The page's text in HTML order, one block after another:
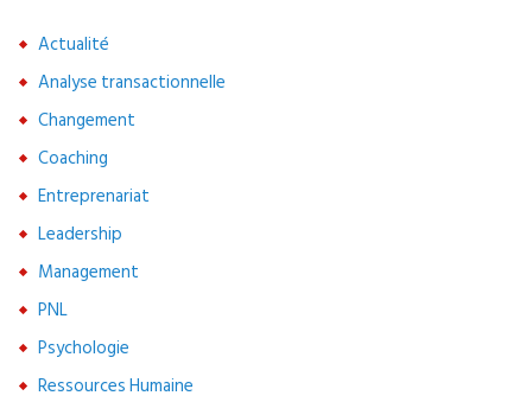
Actualité
Analyse transactionnelle
Changement
Coaching
Entreprenariat
Leadership
Management
PNL
Psychologie
Ressources Humaine